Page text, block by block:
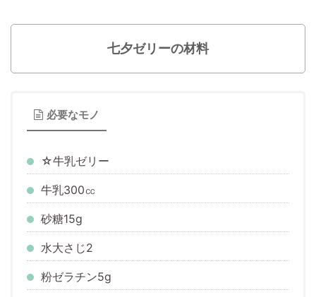
七夕ゼリーの材料
必要なモノ
☆牛乳ゼリー
牛乳300㏄
砂糖15g
水大さじ2
粉ゼラチン5g